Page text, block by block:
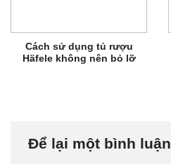
Cách sử dụng tủ rượu
Häfele không nên bỏ lỡ
Để lại một bình luận